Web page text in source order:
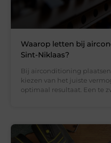
Waarop letten bij
Sint-Niklaas?
Bij airconditioning
kiezen van het juiste
optimaal resultaat. Een te